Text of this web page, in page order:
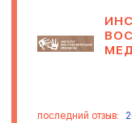
последний отзыв: